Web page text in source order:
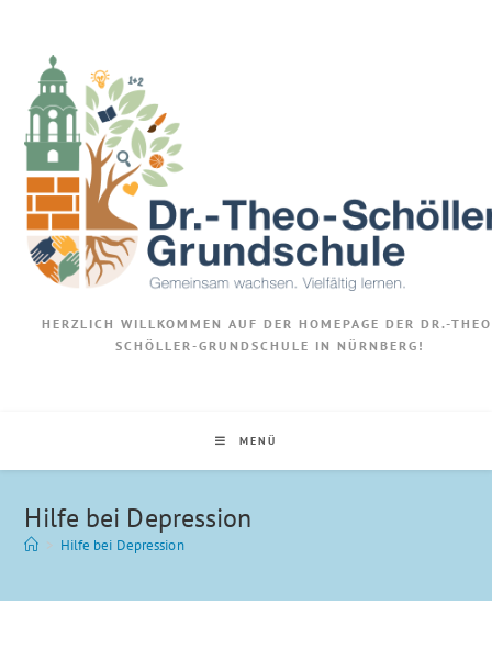
HERZLICH WILLKOMMEN AUF DER HOMEPAGE DER DR.-
SCHÖLLER-GRUNDSCHULE IN NÜRNBERG!
MENÜ
Hilfe bei Depression
> Hilfe bei Depression